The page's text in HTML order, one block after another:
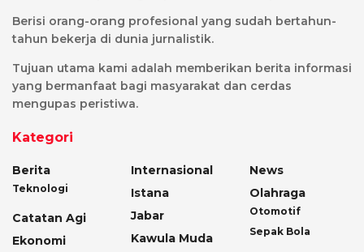
Berisi orang-orang profesional yang sudah bertahun-
tahun bekerja di dunia jurnalistik.
Tujuan utama kami adalah memberikan berita informasi
yang bermanfaat bagi masyarakat dan cerdas
mengupas peristiwa.
Kategori
Berita
Teknologi
Catatan Agi
Ekonomi
Internasional
Istana
Jabar
Kawula Muda
News
Olahraga
Otomotif
Sepak Bola